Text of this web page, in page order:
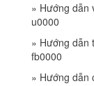
» Hướng dẫn
u0000
» Hướng dẫn
fb0000
» Hướng dẫn